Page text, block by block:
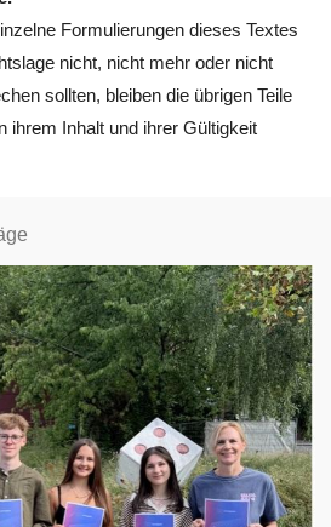
Formulierungen dieses Textes
nicht, nicht mehr oder nicht
sollten, bleiben die übrigen Teile
ihrem Inhalt und ihrer Gültigkeit